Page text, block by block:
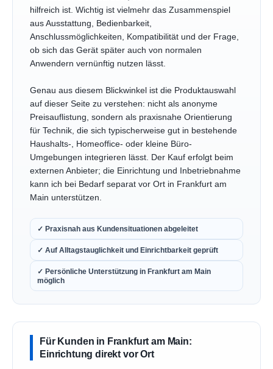
hilfreich ist. Wichtig ist vielmehr das Zusammenspiel
aus Ausstattung, Bedienbarkeit,
Anschlussmöglichkeiten, Kompatibilität und der Frage,
ob sich das Gerät später auch von normalen
Anwendern vernünftig nutzen lässt.
Genau aus diesem Blickwinkel ist die Produktauswahl
auf dieser Seite zu verstehen: nicht als anonyme
Preisauflistung, sondern als praxisnahe Orientierung
für Technik, die sich typischerweise gut in bestehende
Haushalts-, Homeoffice- oder kleine Büro-
Umgebungen integrieren lässt. Der Kauf erfolgt beim
externen Anbieter; die Einrichtung und Inbetriebnahme
kann ich bei Bedarf separat vor Ort in Frankfurt am
Main unterstützen.
✓ Praxisnah aus Kundensituationen abgeleitet
✓ Auf Alltagstauglichkeit und Einrichtbarkeit geprüft
✓ Persönliche Unterstützung in Frankfurt am Main
möglich
Für Kunden in Frankfurt am Main:
Einrichtung direkt vor Ort